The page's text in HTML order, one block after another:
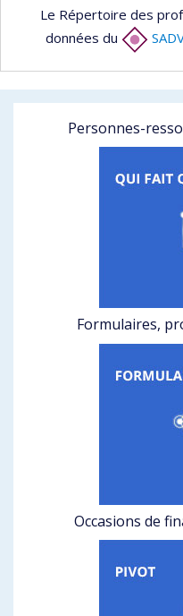
Le Répertoire des
données du
Personnes-
Formulaires,
Occasions de